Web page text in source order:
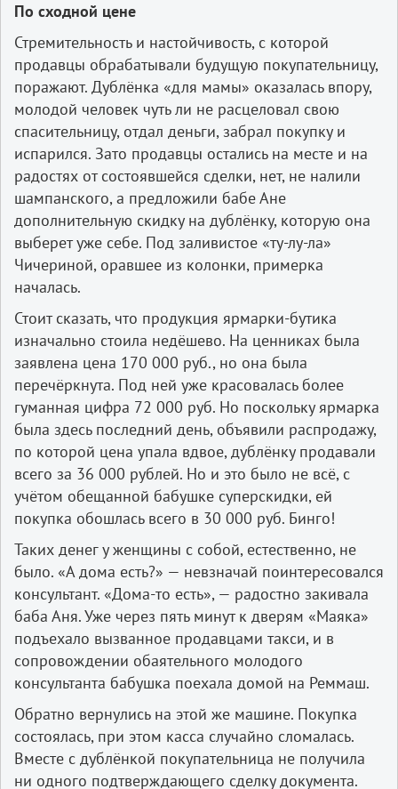
По сходной цене
Стремительность и настойчивость, с которой
продавцы обрабатывали будущую покупательницу,
поражают. Дублёнка «для мамы» оказалась впору,
молодой человек чуть ли не расцеловал свою
спасительницу, отдал деньги, забрал покупку и
испарился. Зато продавцы остались на месте и на
радостях от состоявшейся сделки, нет, не налили
шампанского, а предложили бабе Ане
дополнительную скидку на дублёнку, которую она
выберет уже себе. Под заливистое «ту-лу-ла»
Чичериной, оравшее из колонки, примерка
началась.
Стоит сказать, что продукция ярмарки-бутика
изначально стоила недёшево. На ценниках была
заявлена цена 170 000 руб., но она была
перечёркнута. Под ней уже красовалась более
гуманная цифра 72 000 руб. Но поскольку ярмарка
была здесь последний день, объявили распродажу,
по которой цена упала вдвое, дублёнку продавали
всего за 36 000 рублей. Но и это было не всё, с
учётом обещанной бабушке суперскидки, ей
покупка обошлась всего в 30 000 руб. Бинго!
Таких денег у женщины с собой, естественно, не
было. «А дома есть?» — невзначай поинтересовался
консультант. «Дома-то есть», — радостно закивала
баба Аня. Уже через пять минут к дверям «Маяка»
подъехало вызванное продавцами такси, и в
сопровождении обаятельного молодого
консультанта бабушка поехала домой на Реммаш.
Обратно вернулись на этой же машине. Покупка
состоялась, при этом касса случайно сломалась.
Вместе с дублёнкой покупательница не получила
ни одного подтверждающего сделку документа.